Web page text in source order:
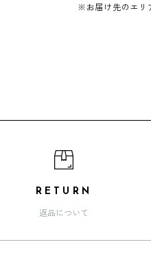
※お届け先のエリ
RETURN
返品について